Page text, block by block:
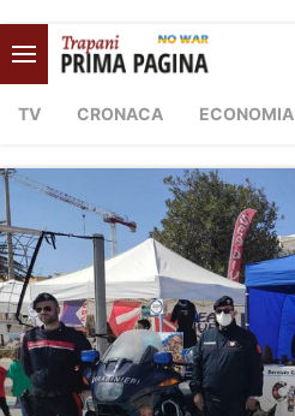
TV CRONACA ECONOMIA